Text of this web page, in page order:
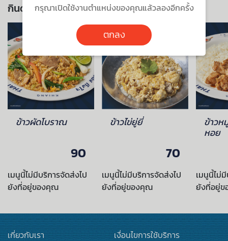
กินด้วยกัน ยิ่งอร่อย
ข้าวผัดโบราณ
90
เมนูนี้ไม่มีบริการจัดส่งไป
ยังที่อยู่ของคุณ
ข้าวไข่ยู่ยี่
70
เมนูนี้ไม่มีบริการจัดส่งไป
ยังที่อยู่ของคุณ
ข้าวห
หอย
เมนูนี้ไม่
ยังที่อยู่
เกี่ยวกับเรา เงื่อนไขการใช้บริการ
กรุณาเปิดใช้งานตำแหน่งของคุณแล้วลองอีกครั้ง
ตกลง